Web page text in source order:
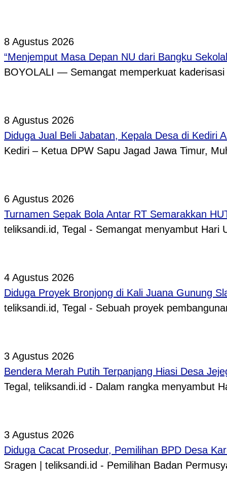
8 Agustus 2026
“Menjemput Masa Depan NU dari Bangku
BOYOLALI — Semangat memperkuat
8 Agustus 2026
Diduga Jual Beli Jabatan, Kepala Desa di Kediri
Kediri – Ketua DPW Sapu Jagad Jawa Timur,
6 Agustus 2026
Turnamen Sepak Bola Antar RT Semarakkan
teliksandi.id, Tegal - Semangat menyambut Hari
4 Agustus 2026
Diduga Proyek Bronjong di Kali Juana Gunung
teliksandi.id, Tegal - Sebuah proyek
3 Agustus 2026
Bendera Merah Putih Terpanjang Hiasi Desa
Tegal, teliksandi.id - Dalam rangka menyambut
3 Agustus 2026
Diduga Cacat Prosedur, Pemilihan BPD Desa
Sragen | teliksandi.id - Pemilihan Badan